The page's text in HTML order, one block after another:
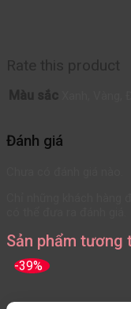
Rate this product
Màu sắc
Đánh giá
Sản phẩm tương
-39%